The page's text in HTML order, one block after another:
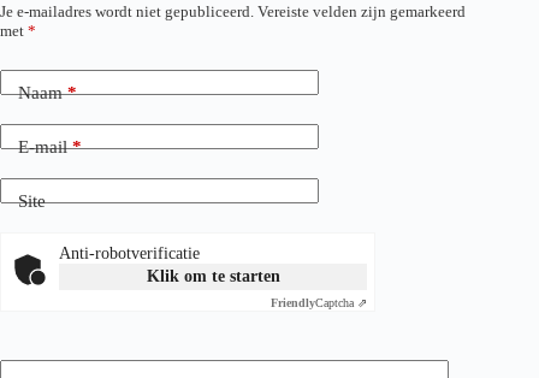
Je e-mailadres wordt niet gepubliceerd. Vereiste velden zijn gemarkeerd
met *
Naam*
E-mail*
Site
Anti-robotverificatie
Klik om te starten
FriendlyCaptcha ⇗